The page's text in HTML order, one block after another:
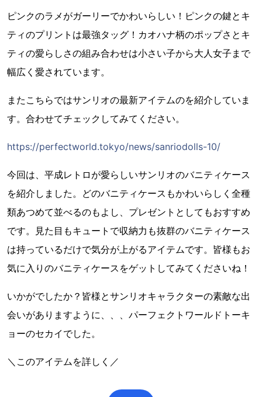
ピンクのラメがガーリーでかわいらしい！ピンクの鍵とキ
ティのプリントは最強タッグ！カオハナ柄のポップさとキ
ティの愛らしさの組み合わせは小さい子から大人女子まで
幅広く愛されています。
またこちらではサンリオの最新アイテムのを紹介していま
す。合わせてチェックしてみてください。
https://perfectworld.tokyo/news/sanriodolls-10/
今回は、平成レトロが愛らしいサンリオのバニティケース
を紹介しました。どのバニティケースもかわいらしく全種
類あつめて並べるのもよし、プレゼントとしてもおすすめ
です。見た目もキュートで収納力も抜群のバニティケース
は持っているだけで気分が上がるアイテムです。皆様もお
気に入りのバニティケースをゲットしてみてくださいね！
いかがでしたか？皆様とサンリオキャラクターの素敵な出
会いがありますように、、、パーフェクトワールドトーキ
ョーのセカイでした。
＼このアイテムを詳しく／